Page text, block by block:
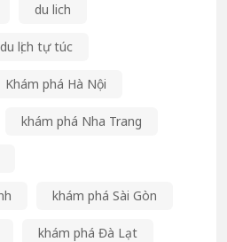
du lich
du lịch tự túc
Khám phá Hà Nội
khám phá Nha Trang
khám phá Sài Gòn
khám phá Đà Lạt